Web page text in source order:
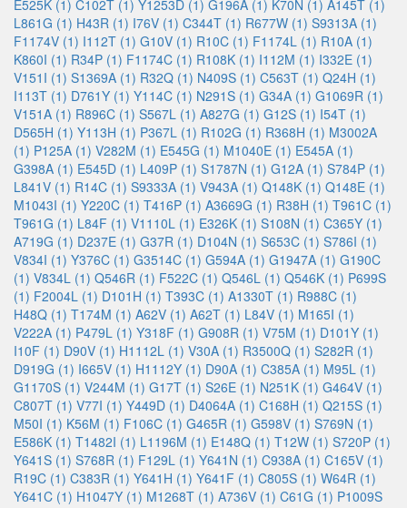
E525K (1) C102T (1) Y1253D (1) G196A (1) K70N (1) A145T (1)
L861G (1) H43R (1) I76V (1) C344T (1) R677W (1) S9313A (1)
F1174V (1) I112T (1) G10V (1) R10C (1) F1174L (1) R10A (1)
K860I (1) R34P (1) F1174C (1) R108K (1) I112M (1) I332E (1)
V151I (1) S1369A (1) R32Q (1) N409S (1) C563T (1) Q24H (1)
I113T (1) D761Y (1) Y114C (1) N291S (1) G34A (1) G1069R (1)
V151A (1) R896C (1) S567L (1) A827G (1) G12S (1) I54T (1)
D565H (1) Y113H (1) P367L (1) R102G (1) R368H (1) M3002A
(1) P125A (1) V282M (1) E545G (1) M1040E (1) E545A (1)
G398A (1) E545D (1) L409P (1) S1787N (1) G12A (1) S784P (1)
L841V (1) R14C (1) S9333A (1) V943A (1) Q148K (1) Q148E (1)
M1043I (1) Y220C (1) T416P (1) A3669G (1) R38H (1) T961C (1)
T961G (1) L84F (1) V1110L (1) E326K (1) S108N (1) C365Y (1)
A719G (1) D237E (1) G37R (1) D104N (1) S653C (1) S786I (1)
V834I (1) Y376C (1) G3514C (1) G594A (1) G1947A (1) G190C
(1) V834L (1) Q546R (1) F522C (1) Q546L (1) Q546K (1) P699S
(1) F2004L (1) D101H (1) T393C (1) A1330T (1) R988C (1)
H48Q (1) T174M (1) A62V (1) A62T (1) L84V (1) M165I (1)
V222A (1) P479L (1) Y318F (1) G908R (1) V75M (1) D101Y (1)
I10F (1) D90V (1) H1112L (1) V30A (1) R3500Q (1) S282R (1)
D919G (1) I665V (1) H1112Y (1) D90A (1) C385A (1) M95L (1)
G1170S (1) V244M (1) G17T (1) S26E (1) N251K (1) G464V (1)
C807T (1) V77I (1) Y449D (1) D4064A (1) C168H (1) Q215S (1)
M50I (1) K56M (1) F106C (1) G465R (1) G598V (1) S769N (1)
E586K (1) T1482I (1) L1196M (1) E148Q (1) T12W (1) S720P (1)
Y641S (1) S768R (1) F129L (1) Y641N (1) C938A (1) C165V (1)
R19C (1) C383R (1) Y641H (1) Y641F (1) C805S (1) W64R (1)
Y641C (1) H1047Y (1) M1268T (1) A736V (1) C61G (1) P1009S